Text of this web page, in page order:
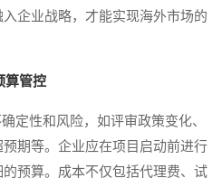
企业战略，才能实现海外市场的
算管控
性和风险，如评审政策变化、
期等。企业应在项目启动前进行
预算。成本不仅包括代理费、试